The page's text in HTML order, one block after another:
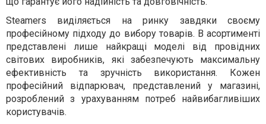
Steamers виділяється на ринку завдяки своєму
професійному підходу до вибору товарів. В асортименті
представлені лише найкращі моделі від провідних
світових виробників, які забезпечують максимальну
ефективність та зручність використання. Кожен
професійний відпарювач, представлений у магазині,
розроблений з урахуванням потреб найвибагливіших
користувачів.